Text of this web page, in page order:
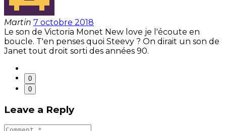
Martin 7 octobre 2018
Le son de Victoria Monet New love je l'écoute en
boucle. T'en penses quoi Steevy ? On dirait un son de
Janet tout droit sorti des années 90.
0
0
Leave a Reply